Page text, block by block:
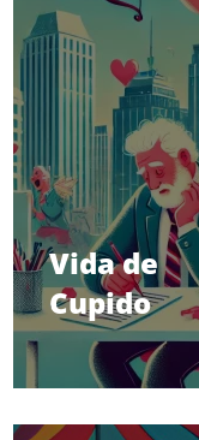
Vida de
Cupido